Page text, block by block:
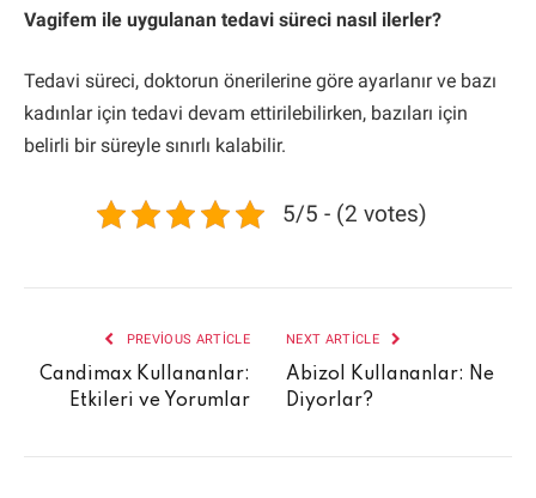
Vagifem ile uygulanan tedavi süreci nasıl ilerler?
Tedavi süreci, doktorun önerilerine göre ayarlanır ve bazı
kadınlar için tedavi devam ettirilebilirken, bazıları için
belirli bir süreyle sınırlı kalabilir.
5/5 - (2 votes)
PREVIOUS ARTICLE
Candimax Kullananlar:
Etkileri ve Yorumlar
NEXT ARTICLE
Abizol Kullananlar: Ne
Diyorlar?